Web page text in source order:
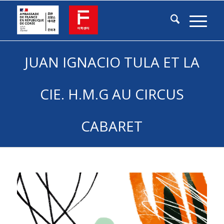
JUAN IGNACIO TULA ET LA
CIE. H.M.G AU CIRCUS
CABARET